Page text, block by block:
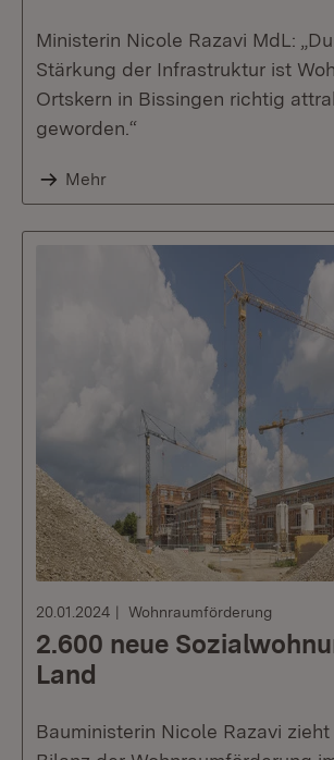
Ministerin Nicole Razavi MdL:
Stärkung der Infrastruktur ist
Ortskern in Bissingen richtig
geworden.“
Mehr
20.01.2024 Wohnraumförderung
2.600 neue
Land
Bauministerin Nicole Razavi